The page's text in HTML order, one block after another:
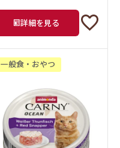
詳細を見る
一般食・おやつ